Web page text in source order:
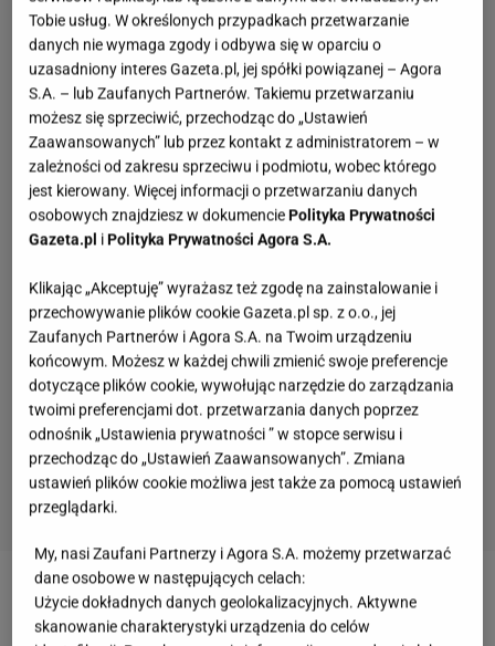
W połowie styczniaPiotr Żyłaświętował urodziny.
Ku zdziwieniu fanów, nie spędzał tego szczególnego
Tobie usług. W określonych przypadkach przetwarzanie
danych nie wymaga zgody i odbywa się w oparciu o
uzasadniony interes Gazeta.pl, jej spółki powiązanej – Agora
S.A. – lub Zaufanych Partnerów. Takiemu przetwarzaniu
możesz się sprzeciwić, przechodząc do „Ustawień
Zaawansowanych” lub przez kontakt z administratorem – w
zależności od zakresu sprzeciwu i podmiotu, wobec którego
jest kierowany. Więcej informacji o przetwarzaniu danych
osobowych znajdziesz w dokumenciePolityka Prywatności
Gazeta.pl iPolityka Prywatności Agora S.A.
Klikając „Akceptuję” wyrażasz też zgodę na zainstalowanie i
przechowywanie plików cookie Gazeta.pl sp. z o.o., jej
Zaufanych Partnerów i Agora S.A. na Twoim urządzeniu
końcowym. Możesz w każdej chwili zmienić swoje preferencje
dotyczące plików cookie, wywołując narzędzie do zarządzania
twoimi preferencjami dot. przetwarzania danych poprzez
odnośnik „Ustawienia prywatności ” w stopce serwisu i
przechodząc do „Ustawień Zaawansowanych”. Zmiana
ustawień plików cookie możliwa jest także za pomocą ustawień
przeglądarki.
My, nasi Zaufani Partnerzy i Agora S.A. możemy przetwarzać
dane osobowe w następujących celach:
Użycie dokładnych danych geolokalizacyjnych. Aktywne
skanowanie charakterystyki urządzenia do celów